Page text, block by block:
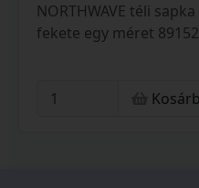
NORTHWAVE téli
fekete egy méret